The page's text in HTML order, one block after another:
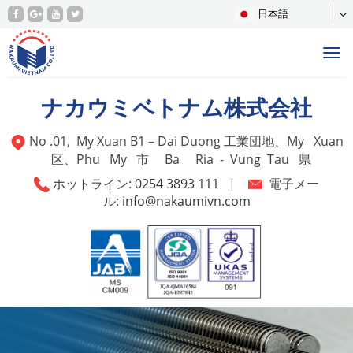
日本語
ナカウミベトナム株式会社
No .01, My Xuan B1 – Dai Duong 工業団地、My Xuan
区、Phu My 市 Ba Ria - Vung Tau 県
ホットライン: 0254 3893 111 |
電子メー
ル: info@nakaumivn.com